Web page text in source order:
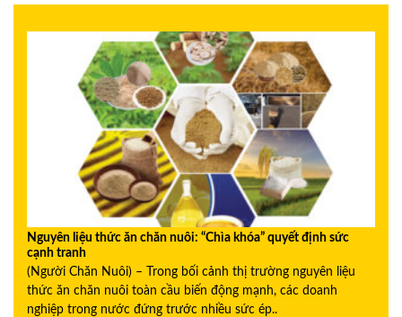
Nguyên liệu thức ăn chăn nuôi: “Chìa khóa” quyết định sức
cạnh tranh
(Người Chăn Nuôi) – Trong bối cảnh thị trường nguyên liệu
thức ăn chăn nuôi toàn cầu biến động mạnh, các doanh
nghiệp trong nước đứng trước nhiều sức ép..